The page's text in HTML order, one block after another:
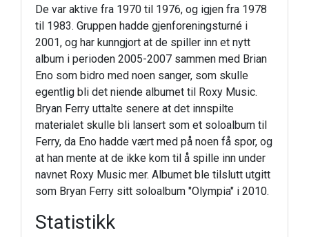
De var aktive fra 1970 til 1976, og igjen fra 1978
til 1983. Gruppen hadde gjenforeningsturné i
2001, og har kunngjort at de spiller inn et nytt
album i perioden 2005-2007 sammen med Brian
Eno som bidro med noen sanger, som skulle
egentlig bli det niende albumet til Roxy Music.
Bryan Ferry uttalte senere at det innspilte
materialet skulle bli lansert som et soloalbum til
Ferry, da Eno hadde vært med på noen få spor, og
at han mente at de ikke kom til å spille inn under
navnet Roxy Music mer. Albumet ble tilslutt utgitt
som Bryan Ferry sitt soloalbum "Olympia" i 2010.
Statistikk